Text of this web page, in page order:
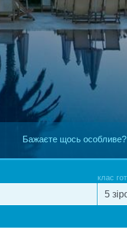
Бажаєте щось
клас